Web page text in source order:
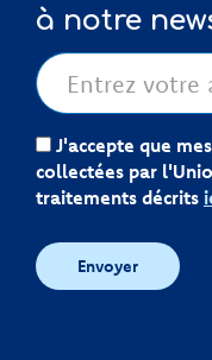
à notre
J'accepte que
collectées par
traitements décrits
Envoyer